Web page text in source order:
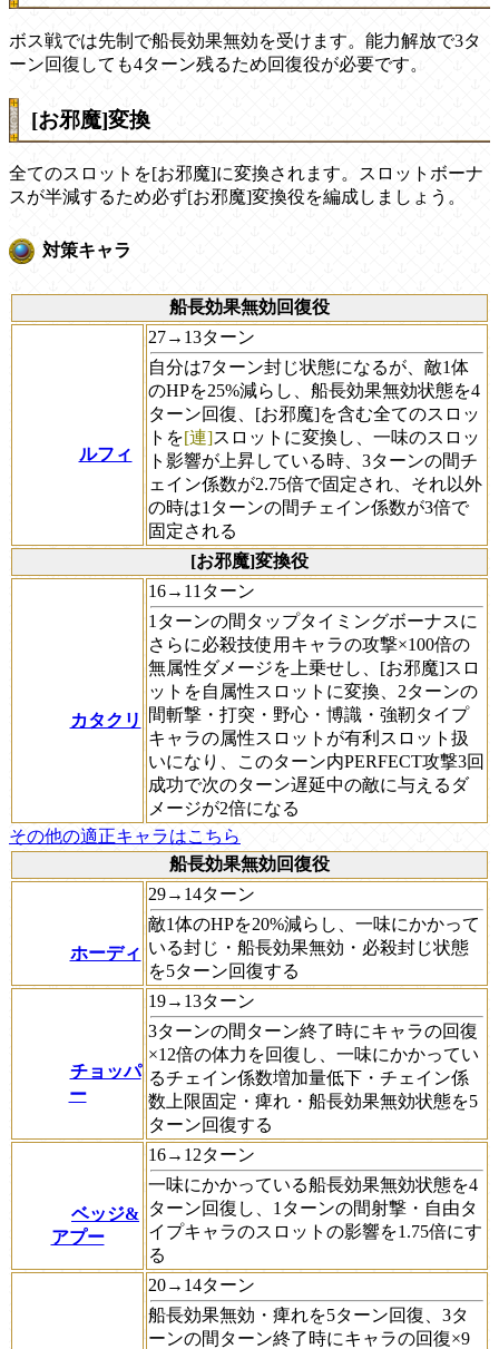
ボス戦では先制で船長効果無効を受けます。能力解放で3タ
ーン回復しても4ターン残るため回復役が必要です。
[お邪魔]変換
全てのスロットを[お邪魔]に変換されます。スロットボーナ
スが半減するため必ず[お邪魔]変換役を編成しましょう。
対策キャラ
船長効果無効回復役
ルフィ
27→13ターン
自分は7ターン封じ状態になるが、敵1体
のHPを25%減らし、船長効果無効状態を4
ターン回復、[お邪魔]を含む全てのスロッ
トを[連]スロットに変換し、一味のスロッ
ト影響が上昇している時、3ターンの間チ
ェイン係数が2.75倍で固定され、それ以外
の時は1ターンの間チェイン係数が3倍で
固定される
[お邪魔]変換役
カタクリ
16→11ターン
1ターンの間タップタイミングボーナスに
さらに必殺技使用キャラの攻撃×100倍の
無属性ダメージを上乗せし、[お邪魔]スロ
ットを自属性スロットに変換、2ターンの
間斬撃・打突・野心・博識・強靭タイプ
キャラの属性スロットが有利スロット扱
いになり、このターン内PERFECT攻撃3回
成功で次のターン遅延中の敵に与えるダ
メージが2倍になる
その他の適正キャラはこちら
船長効果無効回復役
ホーディ
29→14ターン
敵1体のHPを20%減らし、一味にかかって
いる封じ・船長効果無効・必殺封じ状態
を5ターン回復する
チョッパ
ー
19→13ターン
3ターンの間ターン終了時にキャラの回復
×12倍の体力を回復し、一味にかかってい
るチェイン係数増加量低下・チェイン係
数上限固定・痺れ・船長効果無効状態を5
ターン回復する
ベッジ&
アプー
16→12ターン
一味にかかっている船長効果無効状態を4
ターン回復し、1ターンの間射撃・自由タ
イプキャラのスロットの影響を1.75倍にす
る
20→14ターン
船長効果無効・痺れを5ターン回復、3タ
ーンの間ターン終了時にキャラの回復×9